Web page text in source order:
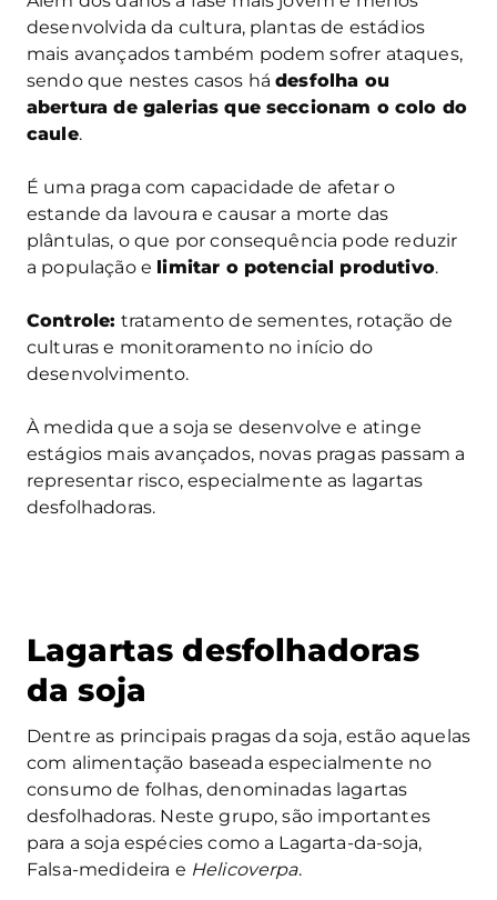
desenvolvida da cultura, plantas de estádios
mais avançados também podem sofrer ataques,
sendo que nestes casos hádesfolha ou
abertura de galerias que seccionam o colo do
caule.
É uma praga com capacidade de afetar o
estande da lavoura e causar a morte das
plântulas, o que por consequência pode reduzir
a população e limitar o potencial produtivo.
Controle: tratamento de sementes, rotação de
culturas e monitoramento no início do
desenvolvimento.
À medida que a soja se desenvolve e atinge
estágios mais avançados, novas pragas passam a
representar risco, especialmente as lagartas
desfolhadoras.
Lagartas desfolhadoras
da soja
Dentre as principais pragas da soja, estão aquelas
com alimentação baseada especialmente no
consumo de folhas, denominadas lagartas
desfolhadoras. Neste grupo, são importantes
para a soja espécies como a Lagarta-da-soja,
Falsa-medideira e Helicoverpa.